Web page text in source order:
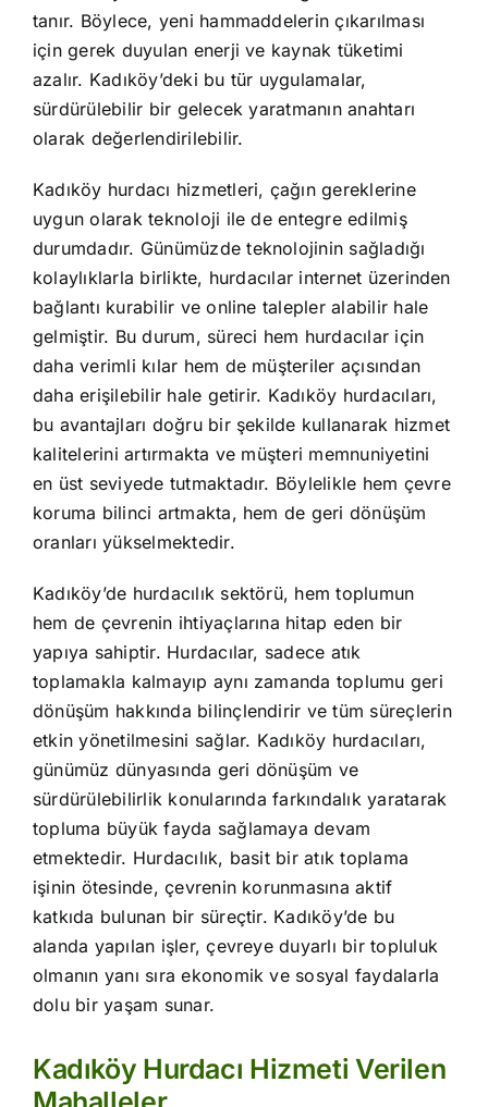
tanır. Böylece, yeni hammaddelerin çıkarılması
için gerek duyulan enerji ve kaynak tüketimi
azalır. Kadıköy’deki bu tür uygulamalar,
sürdürülebilir bir gelecek yaratmanın anahtarı
olarak değerlendirilebilir.
Kadıköy hurdacı hizmetleri, çağın gereklerine
uygun olarak teknoloji ile de entegre edilmiş
durumdadır. Günümüzde teknolojinin sağladığı
kolaylıklarla birlikte, hurdacılar internet üzerinden
bağlantı kurabilir ve online talepler alabilir hale
gelmiştir. Bu durum, süreci hem hurdacılar için
daha verimli kılar hem de müşteriler açısından
daha erişilebilir hale getirir. Kadıköy hurdacıları,
bu avantajları doğru bir şekilde kullanarak hizmet
kalitelerini artırmakta ve müşteri memnuniyetini
en üst seviyede tutmaktadır. Böylelikle hem çevre
koruma bilinci artmakta, hem de geri dönüşüm
oranları yükselmektedir.
Kadıköy’de hurdacılık sektörü, hem toplumun
hem de çevrenin ihtiyaçlarına hitap eden bir
yapıya sahiptir. Hurdacılar, sadece atık
toplamakla kalmayıp aynı zamanda toplumu geri
dönüşüm hakkında bilinçlendirir ve tüm süreçlerin
etkin yönetilmesini sağlar. Kadıköy hurdacıları,
günümüz dünyasında geri dönüşüm ve
sürdürülebilirlik konularında farkındalık yaratarak
topluma büyük fayda sağlamaya devam
etmektedir. Hurdacılık, basit bir atık toplama
işinin ötesinde, çevrenin korunmasına aktif
katkıda bulunan bir süreçtir. Kadıköy’de bu
alanda yapılan işler, çevreye duyarlı bir topluluk
olmanın yanı sıra ekonomik ve sosyal faydalarla
dolu bir yaşam sunar.
Kadıköy Hurdacı Hizmeti Verilen